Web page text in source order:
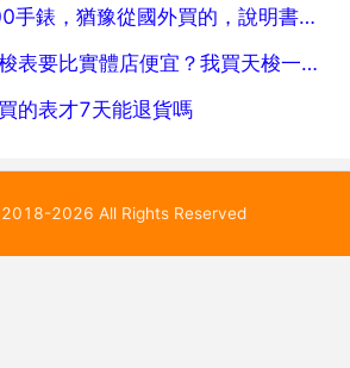
剛買的天梭PRS200手錶，猶豫從國外買的，說明書根本看不懂
為什麼天貓上的天梭表要比實體店便宜？我買天梭一定要去他們店裡嘛
的表才7天能退貨嗎
2026 All Rights Reserved